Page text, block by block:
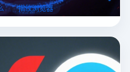
指纹浏览器